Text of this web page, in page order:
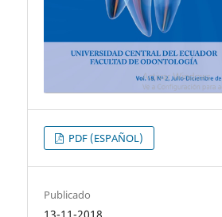
PDF (ESPAÑOL)
Publicado